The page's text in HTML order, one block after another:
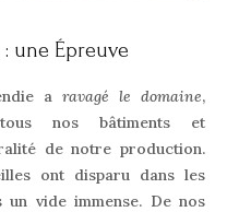
: une Épreuve
a ravagé le domaine,
nos bâtiments et
de notre production.
ont disparu dans les
vide immense. De nos